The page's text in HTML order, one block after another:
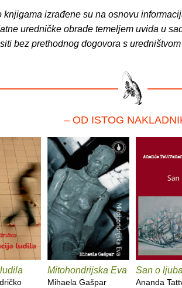
izrađene su na osnovu
uredničke obrade temeljem uvida u
bez prethodnog dogovora s
– OD ISTOG
Mitohondrijska Eva
Mihaela Gašpar
San o
Ananda